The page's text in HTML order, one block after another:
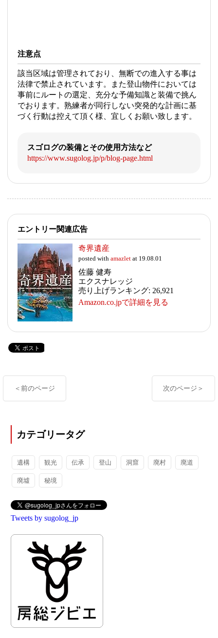
注意点
該当区域は管理されており、無断での進入する事は
法律で禁止されています。また登山物件においては
事前にルートの選定、充分な予備知識と装備で挑ん
でおります。熟練者が同行しない突発的な計画に基
づく行動は控えて頂く様、宜しくお願い致します。
スゴログの装備とその使用方法など
https://www.sugolog.jp/p/blog-page.html
エントリー関連広告
奇界遺産
posted with amazlet at 19.08.01
佐藤 健寿
エクスナレッジ
売り上げランキング: 26,921
Amazon.co.jpで詳細を見る
＜前のページ 次のページ＞
カテゴリータグ
遺構 観光 伝承 登山 洞窟 廃村 廃道
廃墟 秘境
Tweets by sugolog_jp